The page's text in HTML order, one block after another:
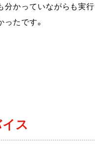
分かっていながらも実
たです。
ス